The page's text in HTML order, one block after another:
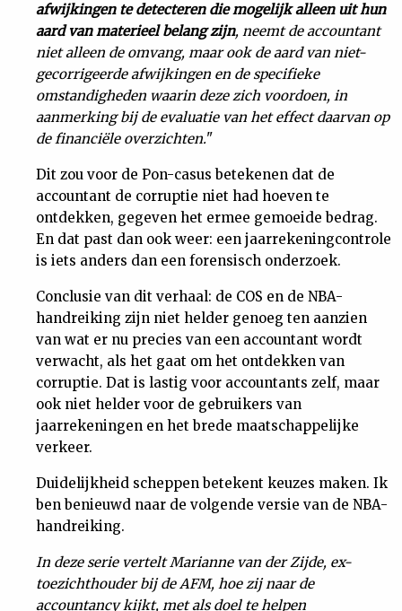
afwijkingen te detecteren die mogelijk alleen uit hun
aard van materieel belang zijn, neemt de accountant
niet alleen de omvang, maar ook de aard van niet-
gecorrigeerde afwijkingen en de specifieke
omstandigheden waarin deze zich voordoen, in
aanmerking bij de evaluatie van het effect daarvan op
de financiële overzichten."
Dit zou voor de Pon-casus betekenen dat de
accountant de corruptie niet had hoeven te
ontdekken, gegeven het ermee gemoeide bedrag.
En dat past dan ook weer: een jaarrekeningcontrole
is iets anders dan een forensisch onderzoek.
Conclusie van dit verhaal: de COS en de NBA-
handreiking zijn niet helder genoeg ten aanzien
van wat er nu precies van een accountant wordt
verwacht, als het gaat om het ontdekken van
corruptie. Dat is lastig voor accountants zelf, maar
ook niet helder voor de gebruikers van
jaarrekeningen en het brede maatschappelijke
verkeer.
Duidelijkheid scheppen betekent keuzes maken. Ik
ben benieuwd naar de volgende versie van de NBA-
handreiking.
In deze serie vertelt Marianne van der Zijde, ex-
toezichthouder bij de AFM, hoe zij naar de
accountancy kijkt, met als doel te helpen